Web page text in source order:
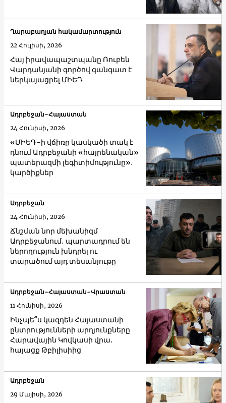
Հայ իրավապաշտպանը Ռուբեն
Վարդանյանի գործով գանգատ է
ներկայացրել ՄԻԵԴ
Ղարաբաղյան հակամարտություն
22 Հուլիսի, 2026
«ՄԻԵԴ-ի վճիռը կասկածի տակ է
դնում Ադրբեջանի «հայրենական»
պատերազմի լեգիտիմությունը»․
կարծիքներ
Ադրբեջան-Հայաստան
24 Հունիսի, 2026
Ճնշման նոր մեխանիզմ
Ադրբեջանում․ պարտադրում են
ներողություն խնդրել ու
տարածում այդ տեսանյութը
Ադրբեջան
24 Հունիսի, 2026
Ինչպե՞ս կազդեն Հայաստանի
ընտրությունների արդյունքները
Հարավային Կովկասի վրա․
հայացք Թբիլիսիից
Ադրբեջան-Հայաստան-Վրաստան
11 Հունիսի, 2026
Ադրբեջան
29 Մայիսի, 2026